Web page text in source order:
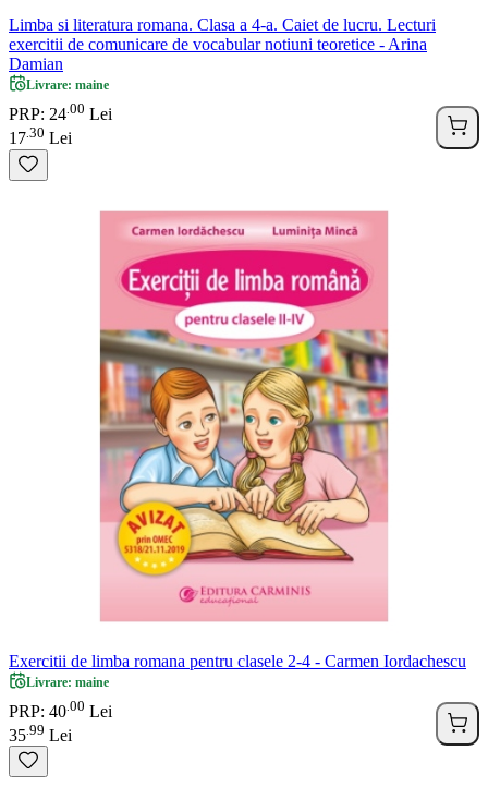
Limba si literatura romana. Clasa a 4-a. Caiet de lucru. Lecturi
exercitii de comunicare de vocabular notiuni teoretice - Arina
Damian
Livrare: maine
PRP: 24 00 Lei
17 30 Lei
Exercitii de limba romana pentru clasele 2-4 - Carmen Iordachescu
Livrare: maine
PRP: 40 00 Lei
35 99 Lei